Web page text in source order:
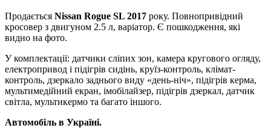
Продається Nissan Rogue SL 2017 року. Повнопривідний
кросовер з двигуном 2.5 л, варіатор. Є пошкодження, які
видно на фото.
У комплектації: датчики сліпих зон, камера кругового огляду,
електропривод і підігрів сидінь, круїз-контроль, клімат-
контроль, дзеркало заднього виду «день-ніч», підігрів керма,
мультимедійний екран, імобілайзер, підігрів дзеркал, датчик
світла, мультикермо та багато іншого.
Автомобіль в Україні.